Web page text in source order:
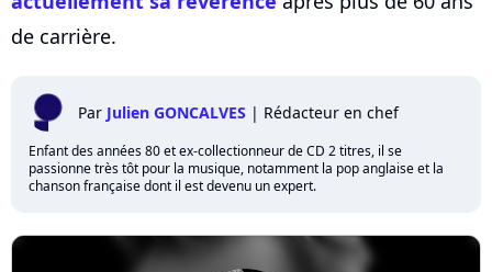
de carrière.
Par Julien GONCALVES | Rédacteur en chef
Enfant des années 80 et ex-collectionneur de CD 2 titres, il se
passionne très tôt pour la musique, notamment la pop anglaise et la
chanson française dont il est devenu un expert.